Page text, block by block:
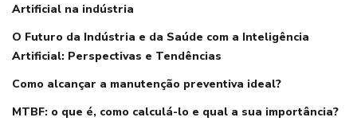
Artificial na indústria
O Futuro da Indústria e da Saúde com a Inteligência
Artificial: Perspectivas e Tendências
Como alcançar a manutenção preventiva ideal?
MTBF: o que é, como calculá-lo e qual a sua importância?